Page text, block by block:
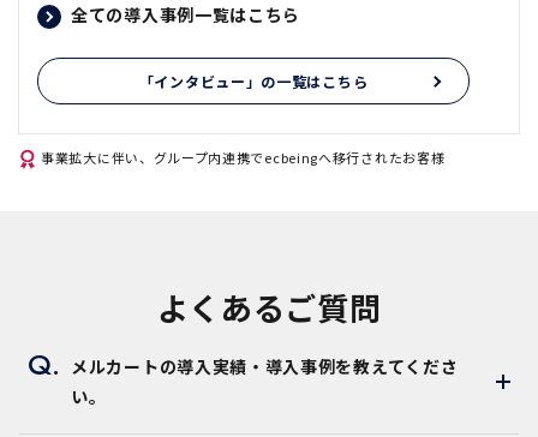
全ての導入事例一覧はこちら
「インタビュー」の一覧はこちら
事業拡大に伴い、グループ内連携でecbeingへ移行されたお客様
よくあるご質問
メルカートの導入実績・導入事例を教えてくださ
い。